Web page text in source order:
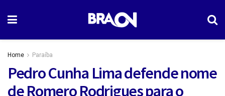
Home Paraíba
Pedro Cunha Lima defende nome
de Romero Rodrigues para o